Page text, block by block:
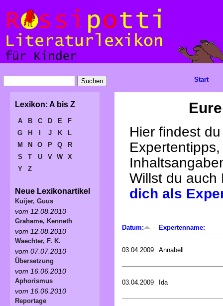
Hier findest
Willst du
dich als
Datum: Expertenname:
03.04.2009 Annabell
03.04.2009 Ida
Start
Lexikon: A bis Z
A B C D E
F
G
H J K
L
M
N O P Q
R
S
T U V W
X
Y
Z
Neue Lexikonartikel
Kuijer, Guus
vom 12.08.2010
Grahame, Kenneth
vom 12.08.2010
Waechter, F. K.
vom 07.07.2010
Übersetzung
vom 16.06.2010
Aphorismus
vom 16.06.2010
Reportage